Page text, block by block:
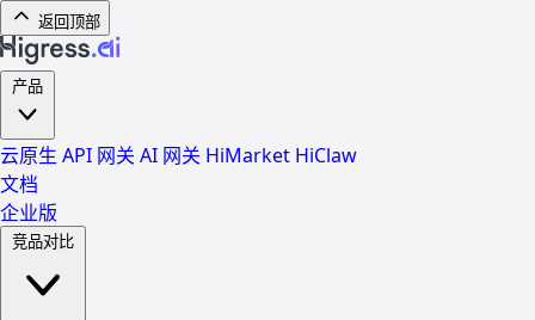
返回顶部
云原生 API 网关 AI 网关 HiMarket HiClaw
文档
企业版